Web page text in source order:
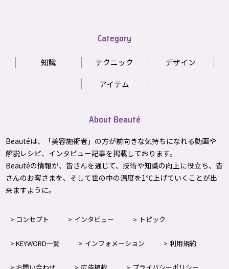
Category
知識 テクニック デザイン
アイテム
About Beauté
Beautéは、「美容施術者」の方が前向きな気持ちになれる動画や
解説レシピ、インタビュー記事を掲載しております。
Beautéの情報が、皆さんを通じて、技術や知識の向上に役立ち、皆
さんのお客さまを、そして世の中の温度を1℃上げていくことが出
来ますように。
コンセプト インタビュー トピック
KEYWORD一覧 インフォメーション 利用規約